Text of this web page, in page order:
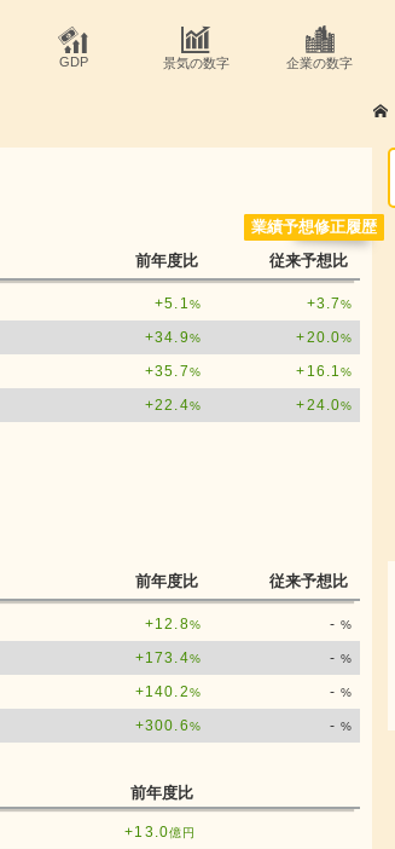
GDP 景気の数字 企業の数字
業績予想修正履歴
前年度比
従来予想比
+5.1% +3.7%
+34.9% +20.0%
+35.7% +16.1%
+22.4% +24.0%
前年度比 従来予想比
+12.8% -%
+173.4% -%
+140.2% -%
+300.6% -%
前年度比
+13.0億円